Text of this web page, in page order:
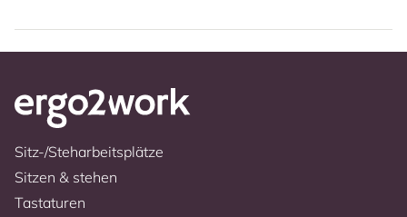
Sitz-/Steharbeitsplätze
Sitzen & stehen
Tastaturen